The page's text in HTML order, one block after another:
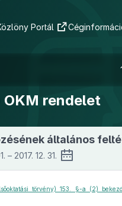
Portál
rendelet
általános
– 2017. 12. 31.
törvény) 153. §-a (2)